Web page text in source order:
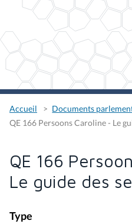
Accueil
Documents
QE 166 Persoons Caroline - Le
QE 166
Le guide des
Type